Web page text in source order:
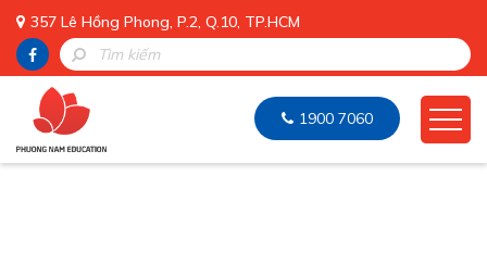
357 Lê Hồng Phong, P.2, Q.10, TP.HCM
1900 7060